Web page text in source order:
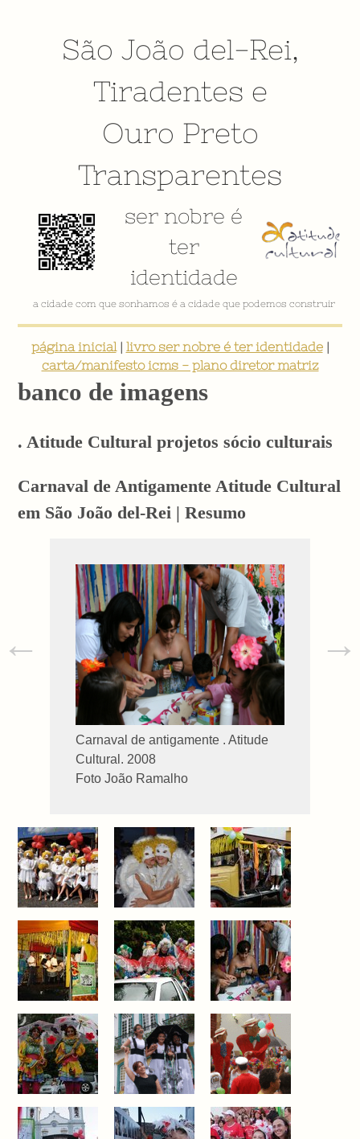
São João del-Rei,
Tiradentes e
Ouro Preto
Transparentes
ser nobre é
ter
identidade
VÍDEO INSTITUCIONAL
página inicial| livro ser nobre é ter identidade|
carta/manifesto icms - plano diretor matriz
banco de imagens
. Atitude Cultural projetos sócio culturais
Carnaval de Antigamente Atitude Cultural
em São João del-Rei | Resumo
Carnaval de antigamente . Atitude
Cultural. 2008
Foto João Ramalho
← →